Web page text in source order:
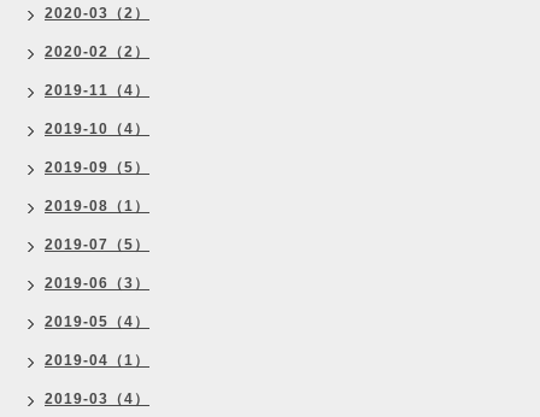
2020-03（2）
2020-02（2）
2019-11（4）
2019-10（4）
2019-09（5）
2019-08（1）
2019-07（5）
2019-06（3）
2019-05（4）
2019-04（1）
2019-03（4）